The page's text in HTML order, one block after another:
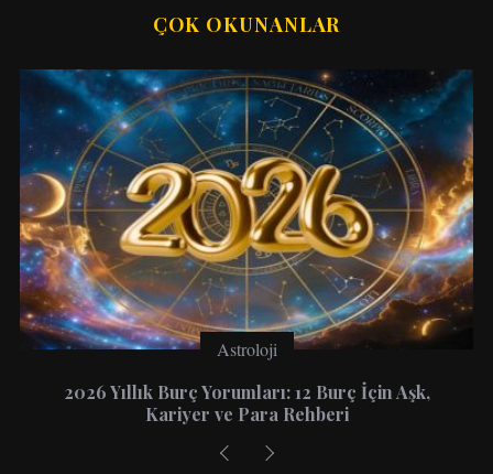
ÇOK OKUNANLAR
Astroloji
2026 Yıllık Burç Yorumları: 12 Burç İçin Aşk,
Kariyer ve Para Rehberi